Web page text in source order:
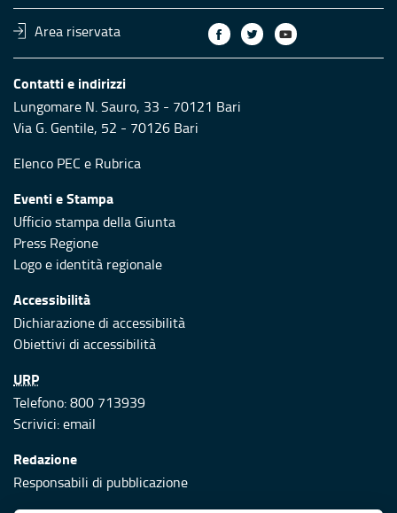
Area riservata
Contatti e indirizzi
Lungomare N. Sauro, 33 - 70121 Bari
Via G. Gentile, 52 - 70126 Bari
Elenco PEC e Rubrica
Eventi e Stampa
Ufficio stampa della Giunta
Press Regione
Logo e identità regionale
Accessibilità
Dichiarazione di accessibilità
Obiettivi di accessibilità
URP
Telefono: 800 713939
Scrivici:email
Redazione
Responsabili di pubblicazione